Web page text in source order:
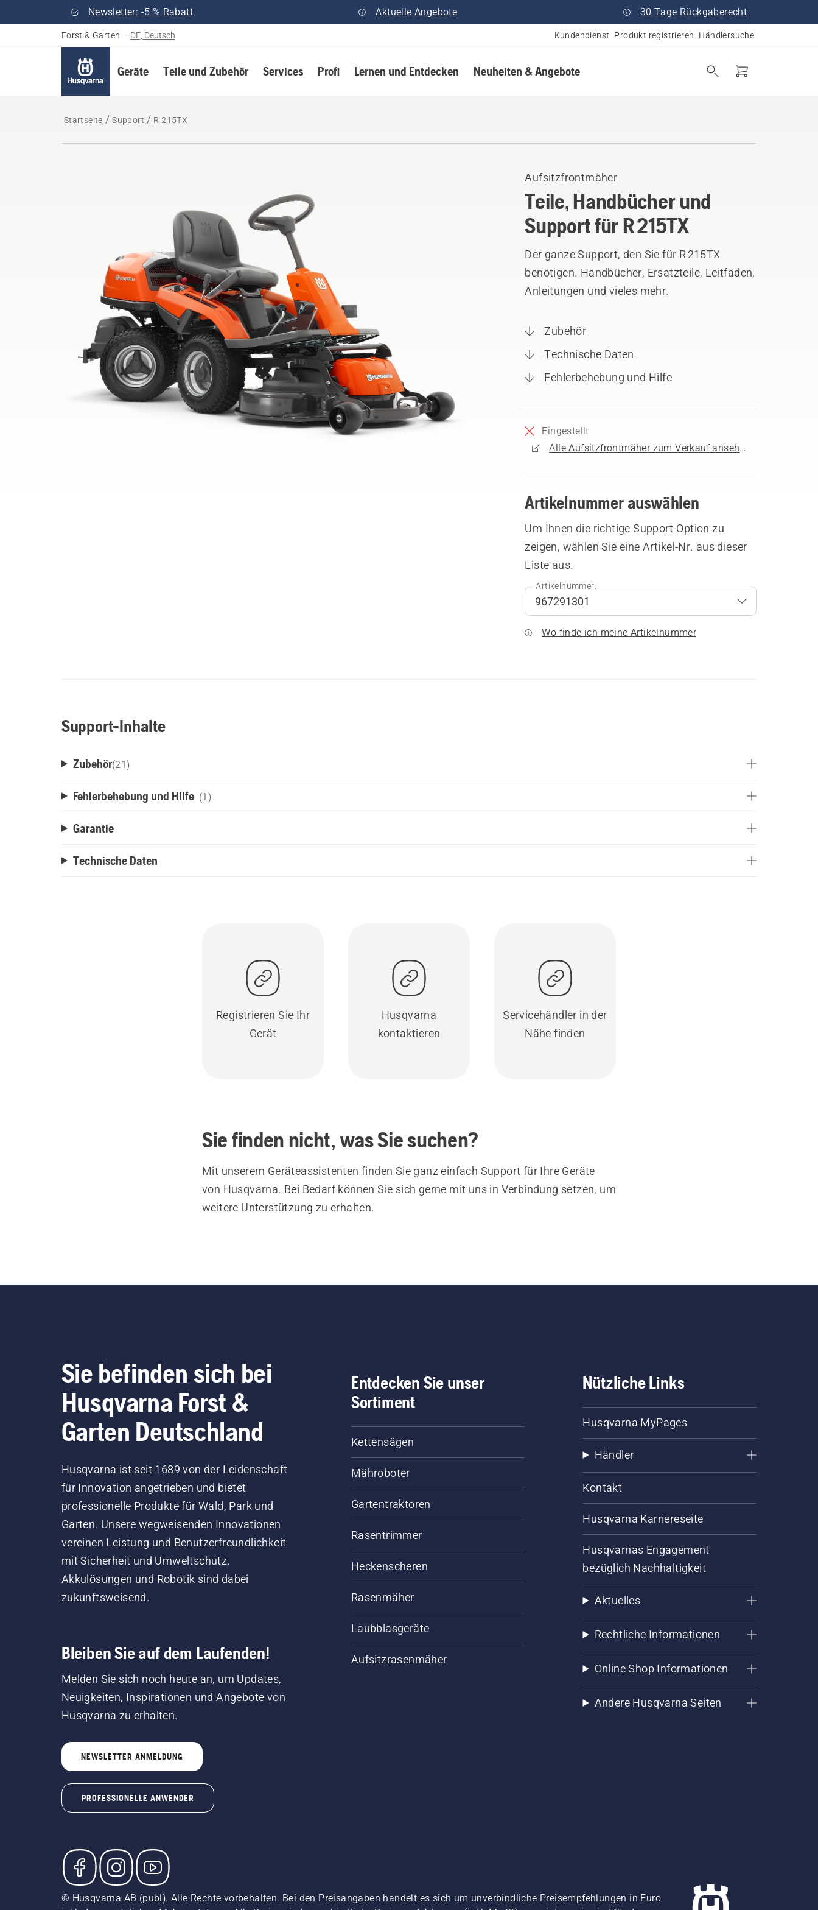
Newsletter: -5 % Rabatt Aktuelle Angebote 30 Tage Rückgaberecht
Forst & Garten – DE, Deutsch Kundendienst Produkt registrieren Händlersuche
Geräte Teile und Zubehör Services Profi Lernen und Entdecken Neuheiten & Angebote
Startseite Support R 215TX
Aufsitzfrontmäher
Teile, Handbücher und
Support für R 215TX
Der ganze Support, den Sie für R 215TX
benötigen. Handbücher, Ersatzteile, Leitfäden,
Anleitungen und vieles mehr.
Zubehör
Technische Daten
Fehlerbehebung und Hilfe
Eingestellt
Alle Aufsitzfrontmäher zum Verkauf ansehen
Artikelnummer auswählen
Um Ihnen die richtige Support-Option zu
zeigen, wählen Sie eine Artikel-Nr. aus dieser
Liste aus.
Artikelnummer:
Wo finde ich meine Artikelnummer
Support-Inhalte
Zubehör(21)
Fehlerbehebung und Hilfe (1)
Garantie
Technische Daten
Registrieren Sie Ihr
Gerät
Husqvarna
kontaktieren
Servicehändler in der
Nähe finden
Sie finden nicht, was Sie suchen?
Mit unserem Geräteassistenten finden Sie ganz einfach Support für Ihre Geräte
von Husqvarna. Bei Bedarf können Sie sich gerne mit uns in Verbindung setzen, um
weitere Unterstützung zu erhalten.
Sie befinden sich bei
Husqvarna Forst &
Garten Deutschland
Husqvarna ist seit 1689 von der Leidenschaft
für Innovation angetrieben und bietet
professionelle Produkte für Wald, Park und
Garten. Unsere wegweisenden Innovationen
vereinen Leistung und Benutzerfreundlichkeit
mit Sicherheit und Umweltschutz.
Akkulösungen und Robotik sind dabei
zukunftsweisend.
Bleiben Sie auf dem Laufenden!
Melden Sie sich noch heute an, um Updates,
Neuigkeiten, Inspirationen und Angebote von
Husqvarna zu erhalten.
NEWSLETTER ANMELDUNG
PROFESSIONELLE ANWENDER
Entdecken Sie unser
Sortiment
Kettensägen
Mähroboter
Gartentraktoren
Rasentrimmer
Heckenscheren
Rasenmäher
Laubblasgeräte
Aufsitzrasenmäher
Nützliche Links
Husqvarna MyPages
Händler
Kontakt
Husqvarna Karriereseite
Husqvarnas Engagement
bezüglich Nachhaltigkeit
Aktuelles
Rechtliche Informationen
Online Shop Informationen
Andere Husqvarna Seiten
© Husqvarna AB (publ). Alle Rechte vorbehalten. Bei den Preisangaben handelt es sich um unverbindliche Preisempfehlungen in Euro